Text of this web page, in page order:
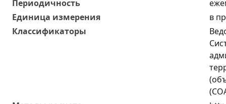
Периодичность
Единица измерения
в
Классификаторы